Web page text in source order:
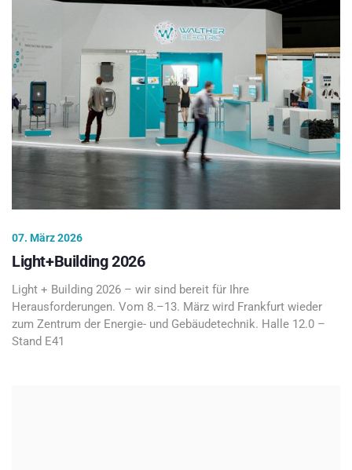
07. März 2026
Light+Building 2026
Light + Building 2026 – wir sind bereit für Ihre
Herausforderungen. Vom 8.–13. März wird Frankfurt wieder
zum Zentrum der Energie- und Gebäudetechnik. Halle 12.0 –
Stand E41